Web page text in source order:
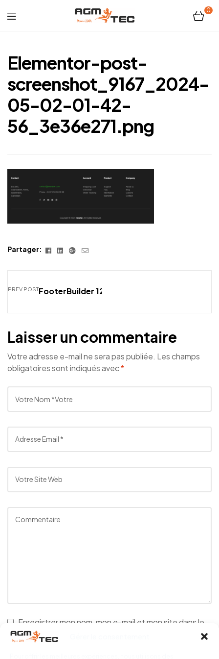
Tubicam®
XL
–
Caméra
d'inspection
Ø50
mm
0
Elementor-post-
screenshot_9167_2024-
05-02-01-42-
56_3e36e271.png
Partager: Facebook
LinkedinGoogle+
E-
PREV POSTFooterBuilder 12
Laisser un commentaire
Votre adresse e-mail ne sera pas publiée. Les champs
obligatoires sont indiqués avec*
Enregistrer mon nom, mon e-mail et mon site dans le
navigateur pour mon prochain commentaire.